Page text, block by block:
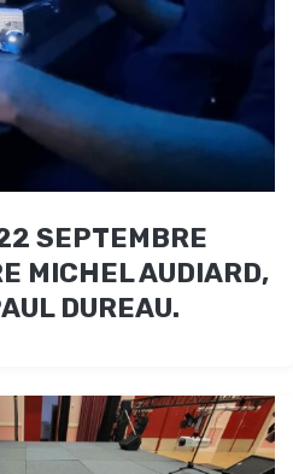
SEPTEMBRE
MICHEL AUDIARD,
DUREAU.